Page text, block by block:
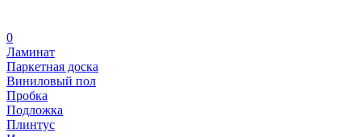
0
Ламинат
Паркетная доска
Виниловый пол
Пробка
Подложка
Плинтус